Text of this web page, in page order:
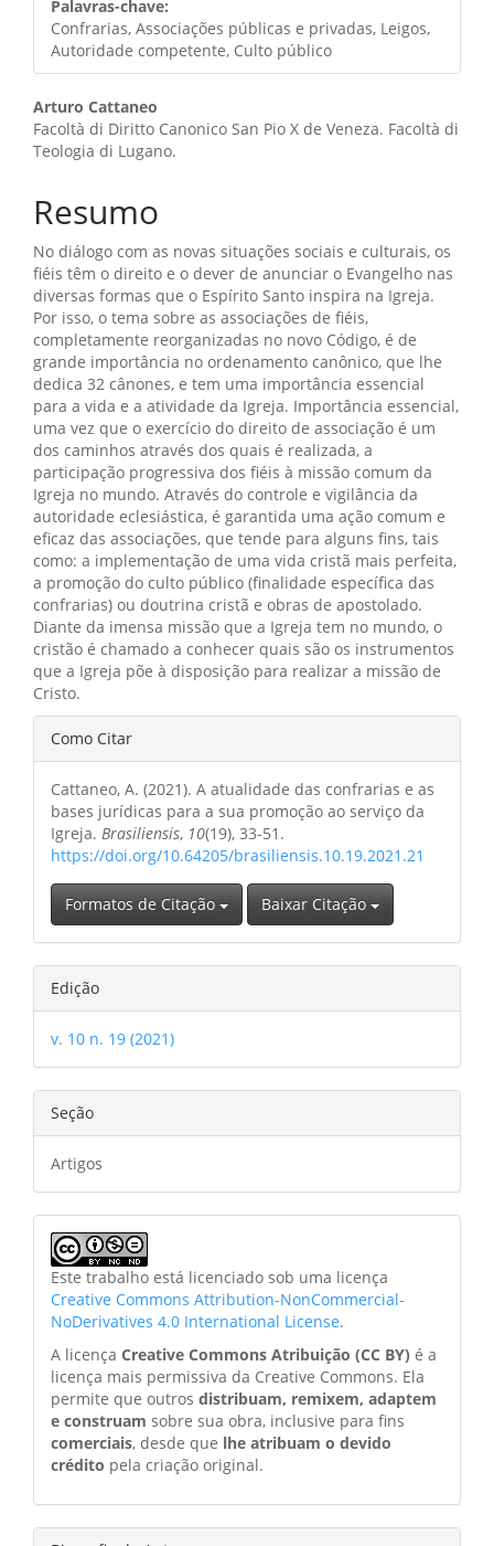
Palavras-chave:
Confrarias, Associações públicas e privadas, Leigos,
Autoridade competente, Culto público
Conteúdo
do
principal
Arturo Cattaneo
Facoltà di Diritto Canonico San Pio X de Veneza. Facoltà di
Teologia di Lugano.
Resumo
No diálogo com as novas situações sociais e culturais, os
fiéis têm o direito e o dever de anunciar o Evangelho nas
diversas formas que o Espírito Santo inspira na Igreja.
Por isso, o tema sobre as associações de fiéis,
completamente reorganizadas no novo Código, é de
grande importância no ordenamento canônico, que lhe
dedica 32 cânones, e tem uma importância essencial
para a vida e a atividade da Igreja. Importância essencial,
uma vez que o exercício do direito de associação é um
dos caminhos através dos quais é realizada, a
participação progressiva dos fiéis à missão comum da
Igreja no mundo. Através do controle e vigilância da
autoridade eclesiástica, é garantida uma ação comum e
eficaz das associações, que tende para alguns fins, tais
como: a implementação de uma vida cristã mais perfeita,
a promoção do culto público (finalidade específica das
confrarias) ou doutrina cristã e obras de apostolado.
Diante da imensa missão que a Igreja tem no mundo, o
cristão é chamado a conhecer quais são os instrumentos
que a Igreja põe à disposição para realizar a missão de
Cristo.
Detalhes
do
artigo
Como Citar
Cattaneo, A. (2021). A atualidade das confrarias e as
bases jurídicas para a sua promoção ao serviço da
Igreja. Brasiliensis, 10(19), 33-51.
https://doi.org/10.64205/brasiliensis.10.19.2021.21
Formatos de Citação Baixar Citação
Edição
v. 10 n. 19 (2021)
Seção
Artigos
Este trabalho está licenciado sob uma licença
Creative Commons Attribution-NonCommercial-
NoDerivatives 4.0 International License.
A licença Creative Commons Atribuição (CC BY) é a
licença mais permissiva da Creative Commons. Ela
permite que outros distribuam, remixem, adaptem
e construam sobre sua obra, inclusive para fins
comerciais, desde que lhe atribuam o devido
crédito pela criação original.